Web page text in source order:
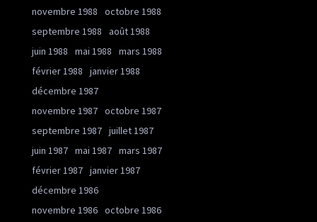
novembre 1988
octobre 1988
septembre 1988
août 1988
juin 1988
mai 1988
mars 1988
février 1988
janvier 1988
décembre 1987
novembre 1987 octobre 1987
septembre 1987 juillet 1987
juin 1987 mai 1987 mars 1987
février 1987 janvier 1987
décembre 1986
novembre 1986 octobre 1986